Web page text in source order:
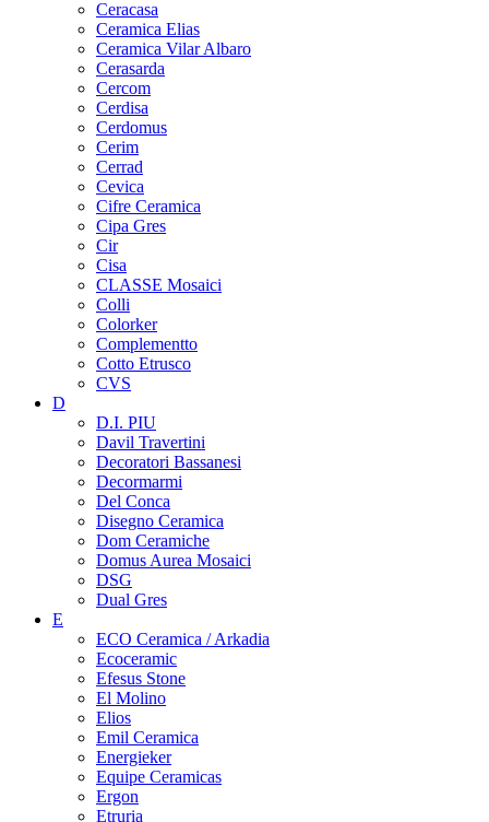
Ceracasa
Ceramica Elias
Ceramica Vilar Albaro
Cerasarda
Cercom
Cerdisa
Cerdomus
Cerim
Cerrad
Cevica
Cifre Ceramica
Cipa Gres
Cir
Cisa
CLASSE Mosaici
Colli
Colorker
Complementto
Cotto Etrusco
CVS
D
D.I. PIU
Davil Travertini
Decoratori Bassanesi
Decormarmi
Del Conca
Disegno Ceramica
Dom Ceramiche
Domus Aurea Mosaici
DSG
Dual Gres
E
ECO Ceramica / Arkadia
Ecoceramic
Efesus Stone
El Molino
Elios
Emil Ceramica
Energieker
Equipe Ceramicas
Ergon
Etruria